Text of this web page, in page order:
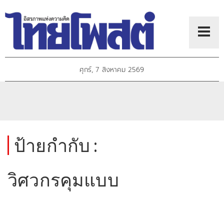
ศุกร์, 7 สิงหาคม 2569
ป้ายกำกับ :
วิศวกรคุมแบบ